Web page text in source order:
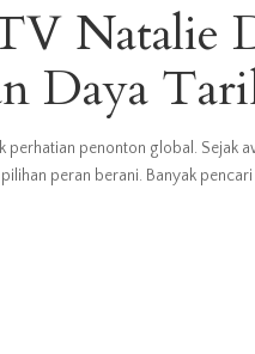
Natalie
Daya
perhatian penonton global. Sejak
peran berani. Banyak